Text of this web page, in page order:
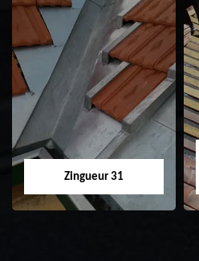
Etanchéité toiture
31
Zingueur 31